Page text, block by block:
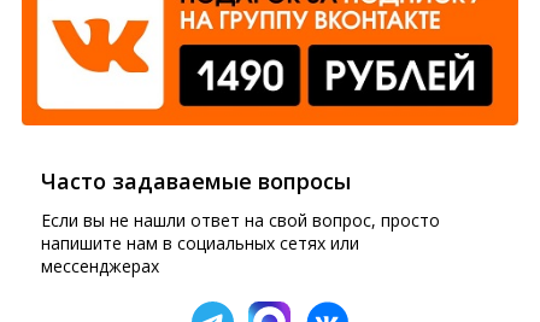
Часто задаваемые вопросы
Если вы не нашли ответ на свой вопрос, просто
напишите нам в социальных сетях или
мессенджерах